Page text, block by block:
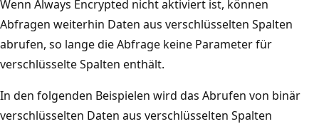
Wenn Always Encrypted nicht aktiviert ist, können
Abfragen weiterhin Daten aus verschlüsselten Spalten
abrufen, so lange die Abfrage keine Parameter für
verschlüsselte Spalten enthält.
In den folgenden Beispielen wird das Abrufen von binär
verschlüsselten Daten aus verschlüsselten Spalten